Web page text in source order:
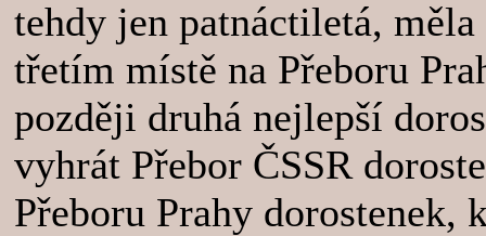
tehdy jen patnáctiletá,
třetím místě na Přeboru
později druhá nejlepší
vyhrát Přebor ČSSR
Přeboru Prahy dorostenek,